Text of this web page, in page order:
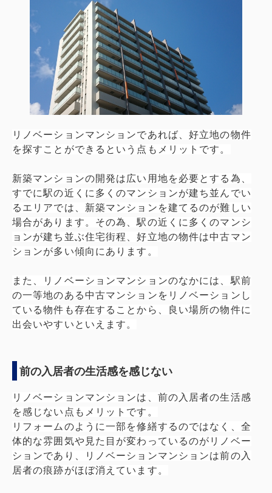
リノベーションマンションであれば、好立地の物件
を探すことができるという点もメリットです。
新築マンションの開発は広い用地を必要とする為、
すでに駅の近くに多くのマンションが建ち並んでい
るエリアでは、新築マンションを建てるのが難しい
場合があります。その為、駅の近くに多くのマンシ
ョンが建ち並ぶ住宅街程、好立地の物件は中古マン
ションが多い傾向にあります。
また、リノベーションマンションのなかには、駅前
の一等地のある中古マンションをリノベーションし
ている物件も存在することから、良い場所の物件に
出会いやすいといえます。
前の入居者の生活感を感じない
リノベーションマンションは、前の入居者の生活感
を感じない点もメリットです。
リフォームのように一部を修繕するのではなく、全
体的な雰囲気や見た目が変わっているのがリノベー
ションであり、リノベーションマンションは前の入
居者の痕跡がほぼ消えています。